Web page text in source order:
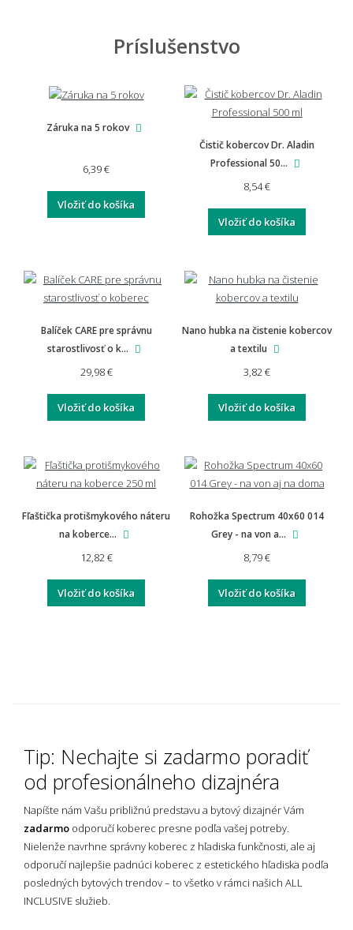
Príslušenstvo
Záruka na 5 rokov
6,39 €
Vložiť do košíka
Čistič kobercov Dr. Aladin
Professional 50...
8,54 €
Vložiť do košíka
Balíček CARE pre správnu
starostlivosť o k...
29,98 €
Vložiť do košíka
Nano hubka na čistenie kobercov
a textilu
3,82 €
Vložiť do košíka
Fľaštička protišmykového náteru
na koberce...
12,82 €
Vložiť do košíka
Rohožka Spectrum 40x60 014
Grey - na von a...
8,79 €
Vložiť do košíka
Tip: Nechajte si zadarmo poradiť
od profesionálneho dizajnéra
Napíšte nám Vašu približnú predstavu a bytový dizajnér Vám
zadarmo odporučí koberec presne podľa vašej potreby.
Nielenže navrhne správny koberec z hľadiska funkčnosti, ale aj
odporučí najlepšie padnúci koberec z estetického hľadiska podľa
posledných bytových trendov – to všetko v rámci našich ALL
INCLUSIVE služieb.